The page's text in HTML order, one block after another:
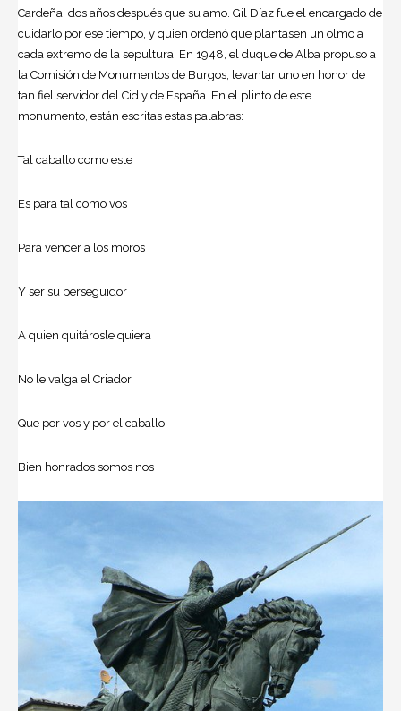
Cardeña, dos años después que su amo. Gil Díaz fue el encargado de
cuidarlo por ese tiempo, y quien ordenó que plantasen un olmo a
cada extremo de la sepultura. En 1948, el duque de Alba propuso a
la Comisión de Monumentos de Burgos, levantar uno en honor de
tan fiel servidor del Cid y de España. En el plinto de este
monumento, están escritas estas palabras:
Tal caballo como este
Es para tal como vos
Para vencer a los moros
Y ser su perseguidor
A quien quitárosle quiera
No le valga el Criador
Que por vos y por el caballo
Bien honrados somos nos